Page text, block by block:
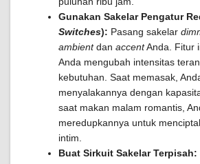
Gunakan Sakelar Pengatur
Switches): Pasang sakelar
ambientdan accentAnda. Fitur
Anda mengubah intensitas
kebutuhan. Saat memasak,
menyalakannya dengan
saat makan malam romantis,
meredupkannya untuk
intim.
Buat Sirkuit Sakelar Terpisah: